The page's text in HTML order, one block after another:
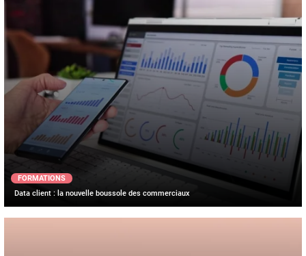
FORMATIONS
Data client : la nouvelle boussole des commerciaux